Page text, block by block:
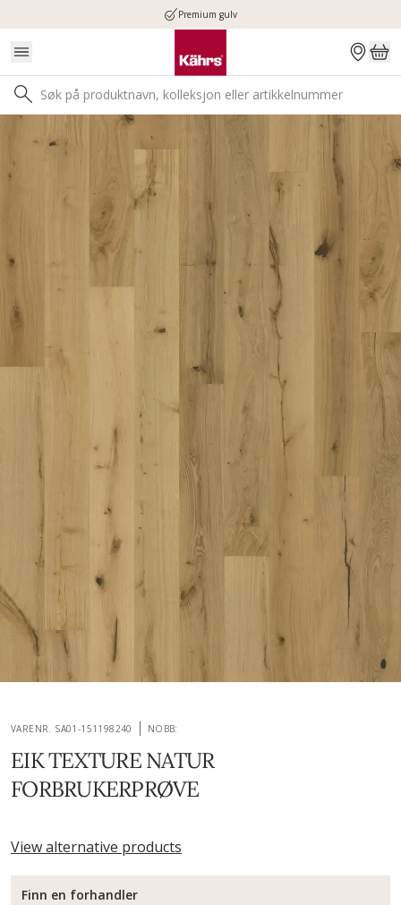
Premium gulv
VARENR. SA01-151198240 NOBB:
EIK TEXTURE NATUR
FORBRUKERPRØVE
View alternative products
Finn en forhandler